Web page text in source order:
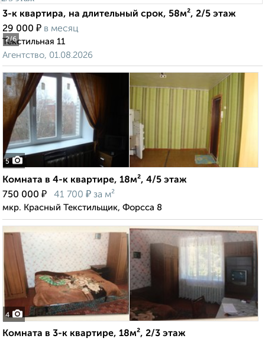
2/6
3-к квартира, на длительный срок, 58м², 2/5 этаж
29 000 ₽ в месяц
Текстильная 11
Агентство, 01.08.2026
5
Комната в 4-к квартире, 18м², 4/5 этаж
750 000 ₽ 41 700 ₽ за м²
мкр. Красный Текстильщик, Форсса 8
4
Комната в 3-к квартире, 18м², 2/3 этаж